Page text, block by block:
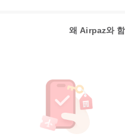
왜 Airpaz와